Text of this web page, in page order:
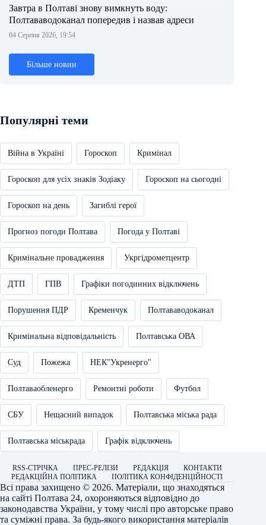
Завтра в Полтаві знову вимкнуть воду:
Полтававодоканал попередив і назвав адреси
04 Серпня 2026, 19:54
Більше новин
Популярні теми
Війна в Україні Гороскоп Кримінал
Гороскоп для усіх знаків Зодіаку Гороскоп на сьогодні
Гороскоп на день Загиблі герої
Прогноз погоди Полтава Погода у Полтаві
Кримінальне провадження Укргідрометцентр
ДТП ГПВ Графіки погодинних відключень
Порушення ПДР Кременчук Полтававодоканал
Кримінальна відповідальність Полтавська ОВА
Суд Пожежа НЕК"Укренерго"
Полтаваобленерго Ремонтні роботи Футбол
СБУ Нещасний випадок Полтавська міська рада
Полтавська міськрада Графік відключень
RSS-СТРІЧКА ПРЕС-РЕЛІЗИ РЕДАКЦІЯ
КОНТАКТИ
РЕДАКЦІЙНА ПОЛІТИКА
ПОЛІТИКА КОНФІДЕНЦІЙНОСТІ
Всі права захищено © 2026. Матеріали, що знаходяться
на сайті Полтава 24, охороняються відповідно до
законодавства України, у тому числі про авторське право
та суміжні права. За будь-якого використання матеріалів